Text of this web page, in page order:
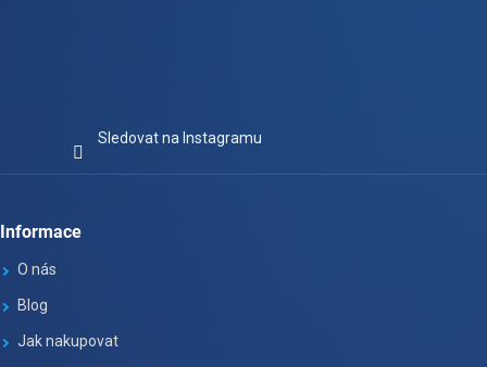
Sledovat na Instagramu
Informace
O nás
Blog
Jak nakupovat